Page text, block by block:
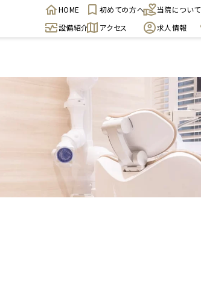
HOME 初めての方へ 当院について
設備紹介
アクセス 求人情報